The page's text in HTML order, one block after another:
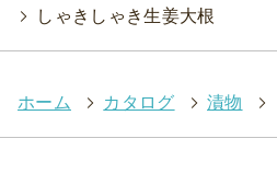
>
しゃきしゃき生姜大根
ホーム > カタログ > 漬物 >